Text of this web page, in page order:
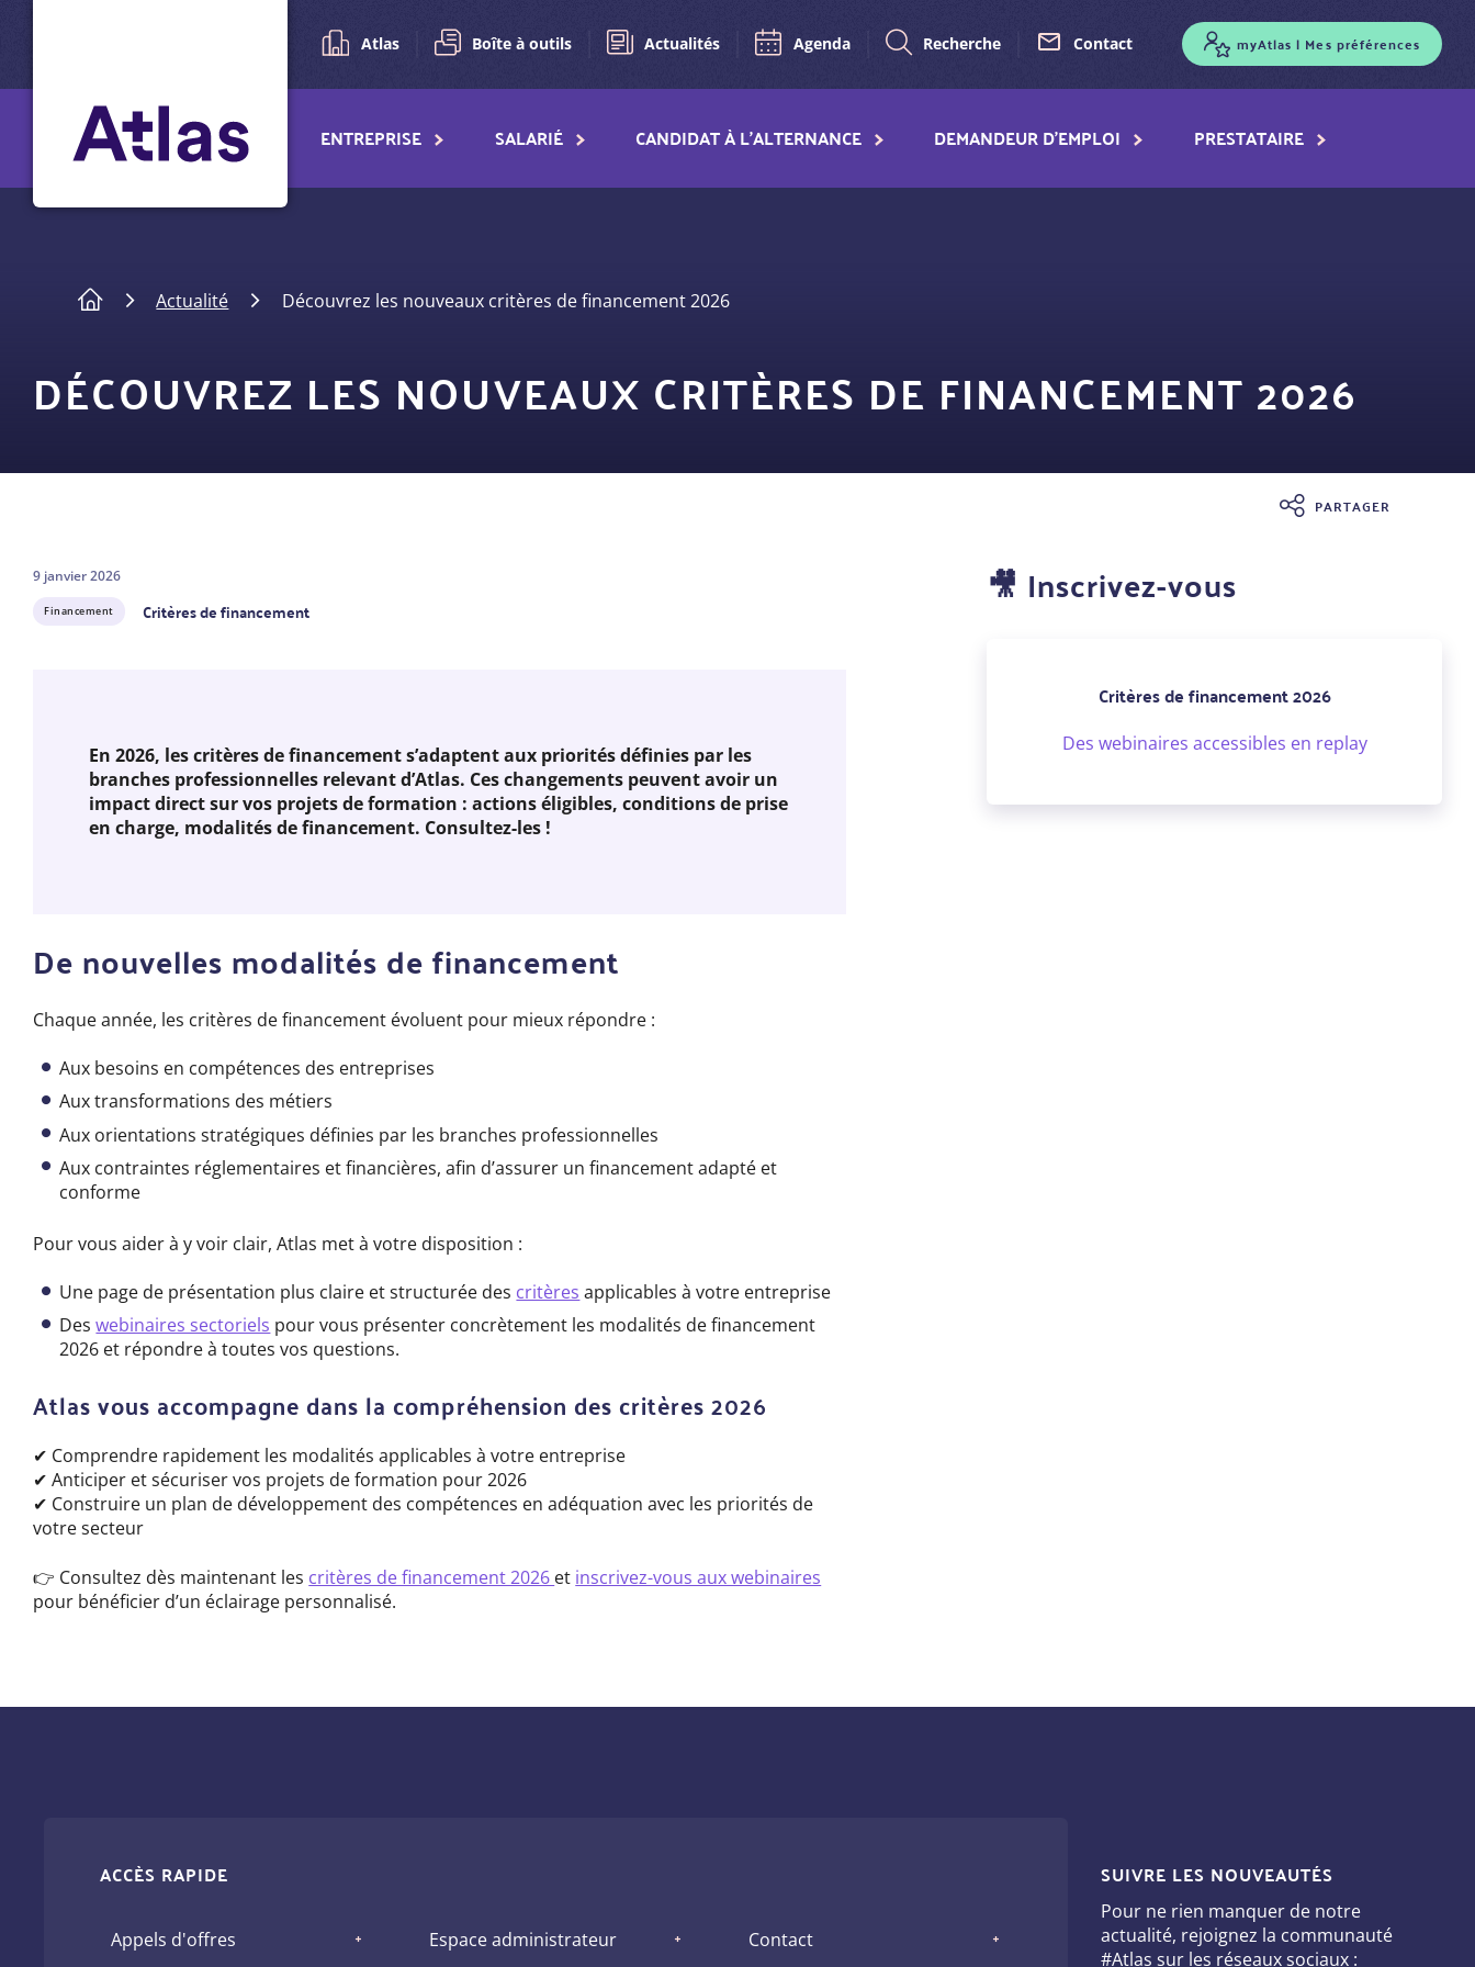
principal
Pré-
navigation
Atlas Boîte à outils Actualités Agenda Recherche Contact myAtlas | Mes préférences
Navigation
principale
ENTREPRISE SALARIÉ CANDIDAT À L'ALTERNANCE DEMANDEUR D'EMPLOI PRESTATAIRE
Actualité Découvrez les nouveaux critères de financement 2026
DÉCOUVREZ LES NOUVEAUX CRITÈRES DE FINANCEMENT 2026
PARTAGER
Financement
9 janvier 2026
Critères de financement
En 2026, les critères de financement s’adaptent aux priorités définies par les
branches professionnelles relevant d’Atlas. Ces changements peuvent avoir un
impact direct sur vos projets de formation : actions éligibles, conditions de prise
en charge, modalités de financement. Consultez-les !
De nouvelles modalités de financement
Chaque année, les critères de financement évoluent pour mieux répondre :
Aux besoins en compétences des entreprises
Aux transformations des métiers
Aux orientations stratégiques définies par les branches professionnelles
Aux contraintes réglementaires et financières, afin d’assurer un financement adapté et
conforme
Pour vous aider à y voir clair, Atlas met à votre disposition :
Une page de présentation plus claire et structurée des critères applicables à votre entreprise
Deswebinaires sectoriels pour vous présenter concrètement les modalités de financement
2026 et répondre à toutes vos questions.
Atlas vous accompagne dans la compréhension des critères 2026
✔ Comprendre rapidement les modalités applicables à votre entreprise
✔ Anticiper et sécuriser vos projets de formation pour 2026
✔ Construire un plan de développement des compétences en adéquation avec les priorités de
votre secteur
👉 Consultez dès maintenant les critères de financement 2026 et inscrivez-vous aux webinaires
pour bénéficier d’un éclairage personnalisé.
🎥 Inscrivez-vous
Critères de financement 2026
Des webinaires accessibles en replay
ACCÈS RAPIDE
Appels d'offres Espace administrateur Contact
SUIVRE LES NOUVEAUTÉS
Pour ne rien manquer de notre
actualité, rejoignez la communauté
#Atlas sur les réseaux sociaux :